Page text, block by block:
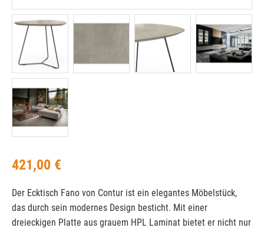
421,00 €
Der Ecktisch Fano von Contur ist ein elegantes Möbelstück,
das durch sein modernes Design besticht. Mit einer
dreieckigen Platte aus grauem HPL Laminat bietet er nicht nur